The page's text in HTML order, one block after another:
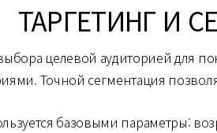
ТАРГЕТИНГ И
целевой аудиторией для
Точной сегментация
базовыми параметры: